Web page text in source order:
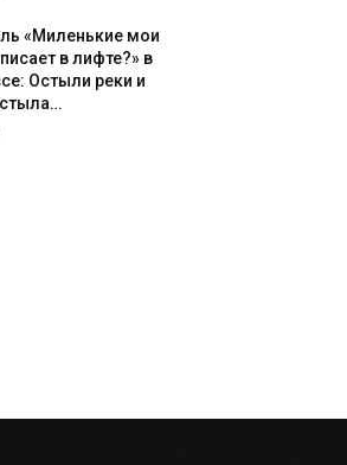
«Миленькие мои
в лифте?» в
Остыли реки и